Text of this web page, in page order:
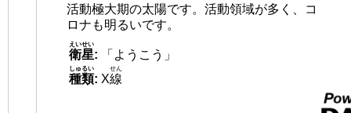
活動極大期の太陽です。活動領域が多く、コ
ロナも明るいです。
衛星
えいせい
:
「ようこう」
種類
しゅるい
: X線
せん